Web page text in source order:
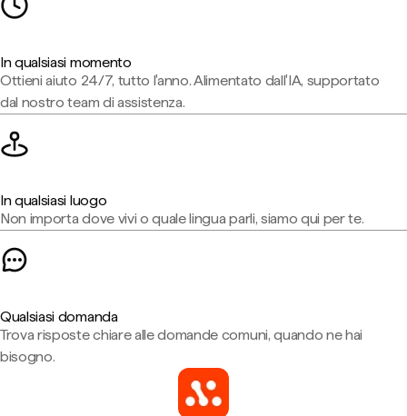
In qualsiasi momento
Ottieni aiuto 24/7, tutto l'anno. Alimentato dall'IA, supportato
dal nostro team di assistenza.
In qualsiasi luogo
Non importa dove vivi o quale lingua parli, siamo qui per te.
Qualsiasi domanda
Trova risposte chiare alle domande comuni, quando ne hai
bisogno.